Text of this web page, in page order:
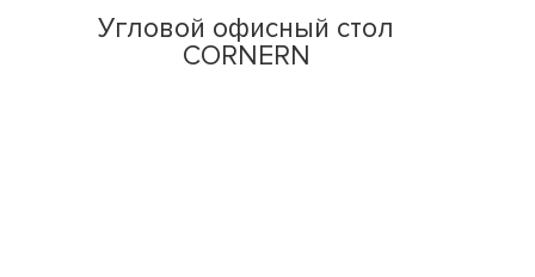
Угловой офисный стол
CORNERN